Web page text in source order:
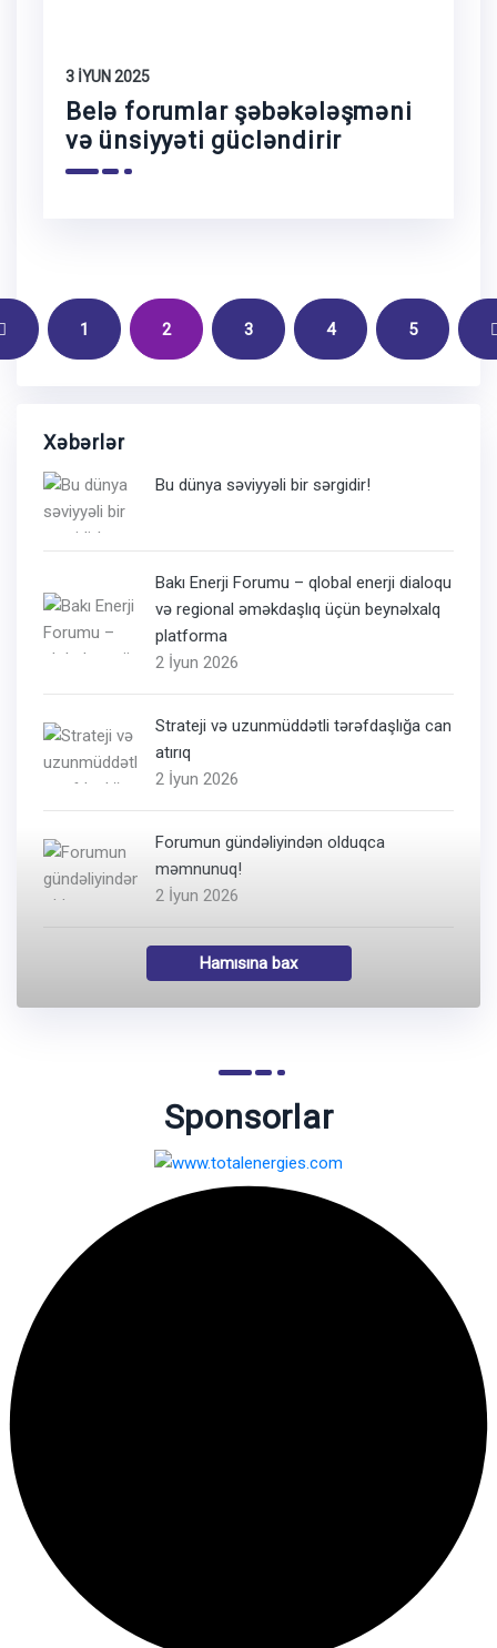
3 İYUN 2025
Belə forumlar şəbəkələşməni
və ünsiyyəti gücləndirir
1 2 3 4 5
Xəbərlər
Bu dünya səviyyəli bir sərgidir!
Bakı Enerji Forumu – qlobal enerji dialoqu
və regional əməkdaşlıq üçün beynəlxalq
platforma
2 İyun 2026
Strateji və uzunmüddətli tərəfdaşlığa can
atırıq
2 İyun 2026
Forumun gündəliyindən olduqca
məmnunuq!
2 İyun 2026
Hamısına bax
Sponsorlar